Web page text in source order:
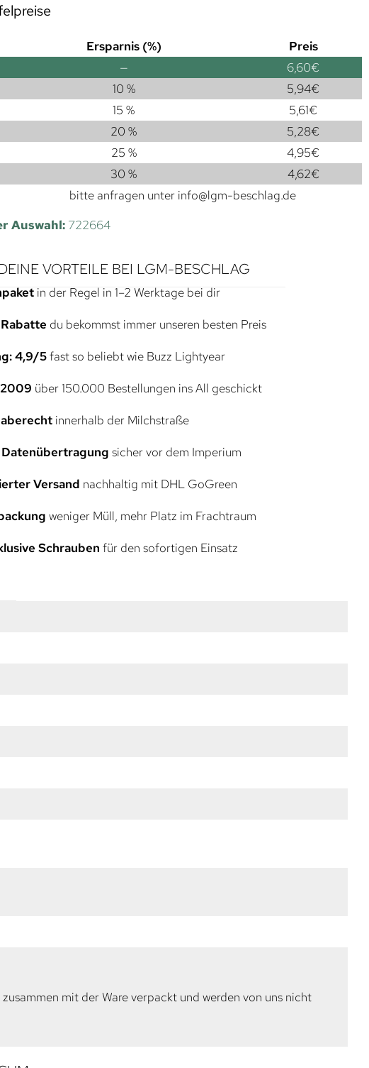
Ersparnis (%)
Preis
— 6,60€
10 % 5,94€
15 % 5,61€
20 % 5,28€
25 % 4,95€
30 % 4,62€
bitte anfragen unter info@lgm-beschlag.de
Auswahl: 722664
VORTEILE BEI LGM-BESCHLAG
in der Regel in 1–2 Werktage bei dir
du bekommst immer unseren besten Preis
4,9/5fast so beliebt wie Buzz Lightyear
über 150.000 Bestellungen ins All geschickt
innerhalb der Milchstraße
sicher vor dem Imperium
Versand nachhaltig mit DHL GoGreen
weniger Müll, mehr Platz im Frachtraum
Schrauben für den sofortigen Einsatz
mit der Ware verpackt und werden von uns nicht